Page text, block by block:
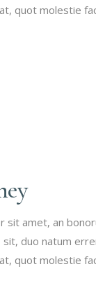
quot molestie
sit amet, an
sit, duo natum
quot molestie